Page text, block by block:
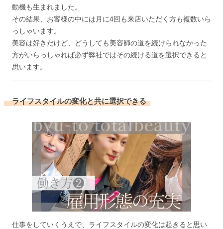
動機も生まれました。
その結果、お客様の中には月に4回も来店いただく方も複数いら
っしゃいます。
美容は好きだけど、どうしても美容師の道を続けられなかった
方がいらっしゃれば必ず弊社ではその続ける道を選択できると
思います。
ライフスタイルの変化と共に選択できる
仕事をしていくうえで、ライフスタイルの変化は起きると思い